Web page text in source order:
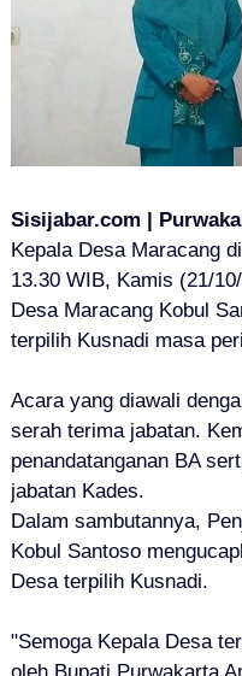
Sisijabar.com |
Kepala Desa Maracang
13.30 WIB, Kamis (21/
Desa Maracang Kobul
terpilih Kusnadi masa
Acara yang diawali
serah terima jabatan.
penandatanganan BA
jabatan Kades.
Dalam sambutannya,
Kobul Santoso
Desa terpilih Kusnadi.
"Semoga Kepala Desa
oleh Bupati Purwakarta